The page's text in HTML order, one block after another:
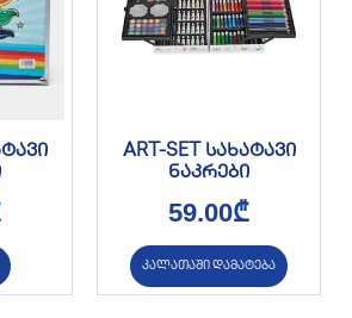
ART-SET სახატავი
ნაკრები
59.00₾
კალათაში დამატება